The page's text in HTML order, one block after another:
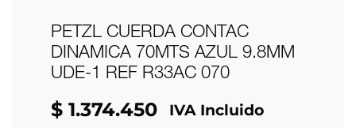
PETZL CUERDA CONTAC
DINAMICA 70MTS AZUL 9.8MM
UDE-1 REF R33AC 070
$ 1.374.450 IVA Incluido